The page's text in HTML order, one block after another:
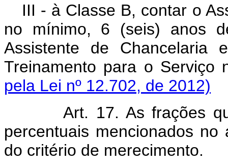
III - à Classe B, contar o
no mínimo, 6 (seis) anos
Assistente de
Treinamento para o
pela Lei nº 12.702, de 2012)
Art. 17. As frações
percentuais mencionados
do critério de merecimento.